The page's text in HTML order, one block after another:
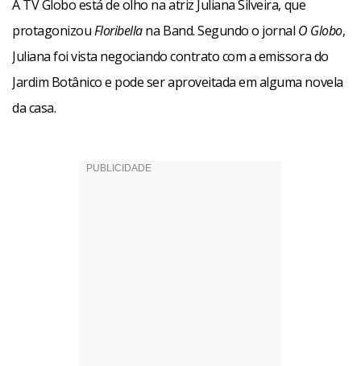
A TV Globo está de olho na atriz Juliana Silveira, que
protagonizouFloribellana Band. Segundo o jornal O Globo,
Juliana foi vista negociando contrato com a emissora do
Jardim Botânico e pode ser aproveitada em alguma novela
da casa.